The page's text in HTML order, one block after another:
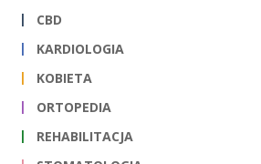
CBD
KARDIOLOGIA
KOBIETA
ORTOPEDIA
REHABILITACJA